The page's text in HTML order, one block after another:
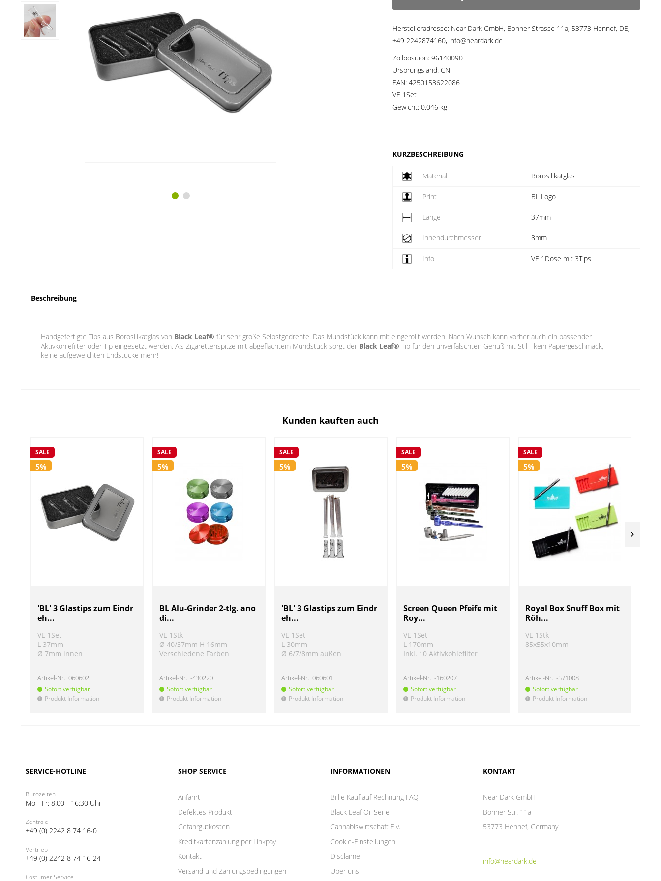
Herstelleradresse: Near Dark GmbH, Bonner Strasse 11a, 53773 Hennef, DE,
+49 2242874160, info@neardark.de
Zollposition: 96140090
Ursprungsland: CN
EAN: 4250153622086
VE 1Set
Gewicht: 0.046 kg
KURZBESCHREIBUNG
Material Borosilikatglas
Print BL Logo
Länge 37mm
Innendurchmesser 8mm
Info VE 1Dose mit 3Tips
Beschreibung
Handgefertigte Tips aus Borosilikatglas von Black Leaf® für sehr große Selbstgedrehte. Das Mundstück kann mit eingerollt werden. Nach Wunsch kann vorher auch ein passender
Aktivkohlefilter oder Tip eingesetzt werden. Als Zigarettenspitze mit abgeflachtem Mundstück sorgt der Black Leaf® Tip für den unverfälschten Genuß mit Stil - kein Papiergeschmack,
keine aufgeweichten Endstücke mehr!
Kunden kauften auch
SALE
5%
'BL' 3 Glastips zum Eindr
eh...
VE 1Set
L 37mm
Ø 7mm innen
Artikel-Nr.:060602
Sofort verfügbar
! Produkt Information
SALE
5%
BL Alu-Grinder 2-tlg. ano
di...
VE 1Stk
Ø 40/37mm H 16mm
Verschiedene Farben
Artikel-Nr.:-430220
Sofort verfügbar
! Produkt Information
SALE
5%
'BL' 3 Glastips zum Eindr
eh...
VE 1Set
L 30mm
Ø 6/7/8mm außen
Artikel-Nr.:060601
Sofort verfügbar
! Produkt Information
SALE
5%
Screen Queen Pfeife mit
Roy...
VE 1Set
L 170mm
Inkl. 10 Aktivkohlefilter
Artikel-Nr.:-160207
Sofort verfügbar
! Produkt Information
SALE
5%
Royal Box Snuff Box mit
Röh...
VE 1Stk
85x55x10mm
Artikel-Nr.:-571008
Sofort verfügbar
! Produkt Information
SERVICE-HOTLINE
Bürozeiten
Mo - Fr: 8:00 - 16:30 Uhr
Zentrale
+49 (0) 2242 8 74 16-0
Vertrieb
+49 (0) 2242 8 74 16-24
Costumer Service
SHOP SERVICE
Anfahrt
Defektes Produkt
Gefahrgutkosten
Kreditkartenzahlung per Linkpay
Kontakt
Versand und Zahlungsbedingungen
INFORMATIONEN
Billie Kauf auf Rechnung FAQ
Black Leaf Oil Serie
Cannabiswirtschaft E.v.
Cookie-Einstellungen
Disclaimer
Über uns
KONTAKT
Near Dark GmbH
Bonner Str. 11a
53773 Hennef, Germany
info@neardark.de